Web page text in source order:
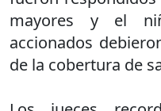
mayores y el
accionados
de la cobertura de